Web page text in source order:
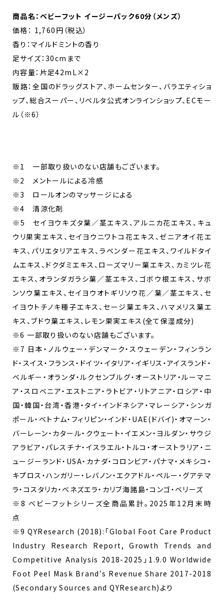
商品名：ベビーフット イージーパック60分（メンズ）
価格： 1,760円（税込）
香り：マイルドミントの香り
足サイズ：30cmまで
内容量：片足42mL×2
販路：全国のドラッグストア、ホームセンター、バラエティショ
ップ、総合スーパー、リベルタ公式オンラインショップ、ECモー
ル（※6）
※1 一部取り扱いのない店舗もございます。
※2 メントールによる冷感
※3 ロールオンのマッサージによる
※4 清涼化剤
※5 セイヨウキズタ葉／茎エキス、アルニカ花エキス、キュ
ウリ果実エキス、セイヨウニワトコ花エキス、ゼニアオイ花エ
キス、パリエタリアエキス、ラベンダー花エキス、ワイルドタイ
ムエキス、ドクダミエキス、ローズマリー葉エキス、カミツレ花
エキス、オランダガラシ葉／茎エキス、ゴボウ根エキス、サボ
ンソウ葉エキス、セイヨウオトギリソウ花／葉／茎エキス、セ
イヨウトチノキ種子エキス、セージ葉エキス、ハマメリス葉エ
キス、ブドウ葉エキス、レモン果実エキス(全て保湿成分)
※6 一部取り扱いのない店舗もございます。
※7 日本・ノルウェー・デンマーク・スウェーデン・フィンラン
ド・スイス・フランス・ドイツ・イタリア・イギリス・アイスランド・
ベルギー・オランダ・ルクセンブルグ・オーストリア・ルーマニ
ア・スロベニア・エストニア・ラトビア・リトアニア・ロシア・中
国・韓国・台湾・香港・タイ・インドネシア・マレーシア・シンガ
ポール・ベトナム・フィリピン・インド・UAE(ドバイ)・オマーン・
バーレーン・カタール・クウェート・イエメン・ヨルダン・サウジ
アラビア・パレスチナ・イスラエル・トルコ・オーストラリア・ニ
ュージーランド・USA・カナダ・コロンビア・パナマ・メキシコ・
キプロス・ハンガリー・レバノン・エクアドル・ペルー・グアテマ
ラ・コスタリカ・ベネズエラ・カリブ海諸島・コンゴ・ベリーズ
※8 ベビーフットシリーズ全商品累計。2025年12月末時
点
※9 QYResearch (2018):「Global Foot Care Product
Industry Research Report, Growth Trends and
Competitive Analysis 2018-2025」1.9.0 Worldwide
Foot Peel Mask Brand‘s Revenue Share 2017-2018
(Secondary Sources and QYResearch)より